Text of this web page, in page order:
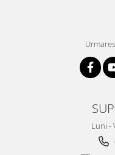
Textile si confort pentru
Seturi si accesorii pentru
Trollere, genti si accesorii
Luni -